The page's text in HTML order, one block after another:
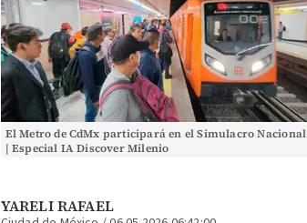
El Metro de CdMx participará en el Simulacro Nacional
| Especial IA Discover Milenio
YARELI RAFAEL